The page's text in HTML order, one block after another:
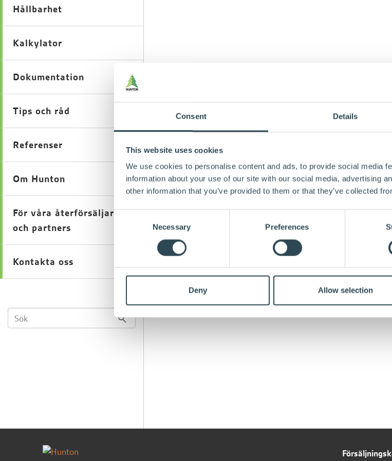
Consent Details
This website uses cookies
We use cookies to personalise content and ads, to provide social media
information about your use of our site with our social media, advertising
other information that you’ve provided to them or that they’ve collected
Necessary Preferences
Deny Allow selection
Hållbarhet
Kalkylator
Dokumentation
Tips och råd
Referenser
Om Hunton
För våra återförsäljare
och partners
Kontakta oss